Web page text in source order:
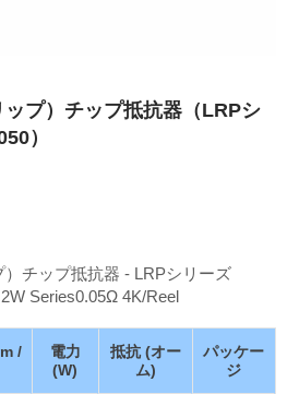
プ）チップ抵抗器（LRPシ
）
チップ抵抗器 - LRPシリーズ
Series0.05Ω 4K/Reel
/
電力
(W)
抵抗 (オー
ム)
パッケー
ジ